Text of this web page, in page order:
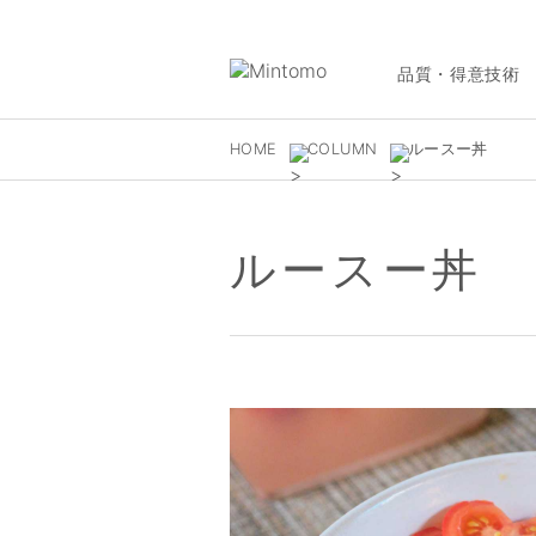
品質・得意技術
HOME COLUMN ルースー丼
ルースー丼